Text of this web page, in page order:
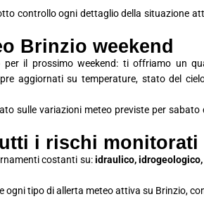
controllo ogni dettaglio della situazione
Brinzio weekend
per il prossimo weekend: ti offriamo un
aggiornati su temperature, stato del
sulle variazioni meteo previste per sabato
i rischi monitorati
costanti su:idraulico,
ogni tipo di allerta meteo attiva su Brinzio,